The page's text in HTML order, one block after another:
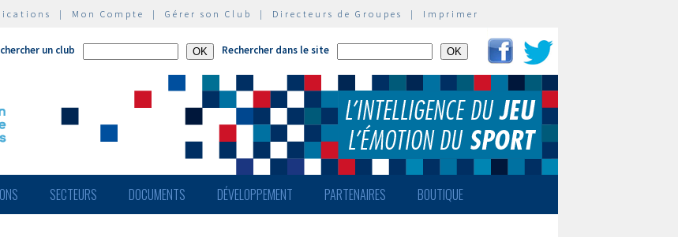
| Mon Compte | Gérer son Club | Directeurs de Groupes | Imprimer
un club Rechercher dans le site
SECTEURS DOCUMENTS DÉVELOPPEMENT PARTENAIRES BOUTIQUE